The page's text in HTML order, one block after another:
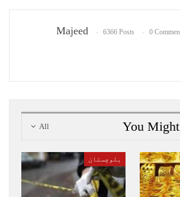
Majeed 6366 Posts 0
All You
بلوچستان